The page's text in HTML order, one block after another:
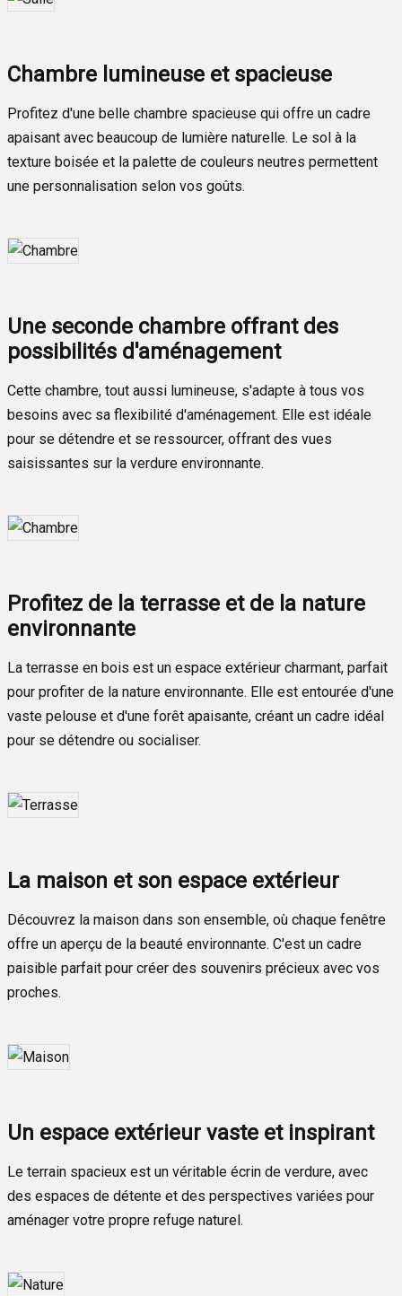
Chambre lumineuse et spacieuse
Profitez d'une belle chambre spacieuse qui offre un cadre
apaisant avec beaucoup de lumière naturelle. Le sol à la
texture boisée et la palette de couleurs neutres permettent
une personnalisation selon vos goûts.
Une seconde chambre offrant des
possibilités d'aménagement
Cette chambre, tout aussi lumineuse, s'adapte à tous vos
besoins avec sa flexibilité d'aménagement. Elle est idéale
pour se détendre et se ressourcer, offrant des vues
saisissantes sur la verdure environnante.
Profitez de la terrasse et de la nature
environnante
La terrasse en bois est un espace extérieur charmant, parfait
pour profiter de la nature environnante. Elle est entourée d'une
vaste pelouse et d'une forêt apaisante, créant un cadre idéal
pour se détendre ou socialiser.
La maison et son espace extérieur
Découvrez la maison dans son ensemble, où chaque fenêtre
offre un aperçu de la beauté environnante. C'est un cadre
paisible parfait pour créer des souvenirs précieux avec vos
proches.
Un espace extérieur vaste et inspirant
Le terrain spacieux est un véritable écrin de verdure, avec
des espaces de détente et des perspectives variées pour
aménager votre propre refuge naturel.